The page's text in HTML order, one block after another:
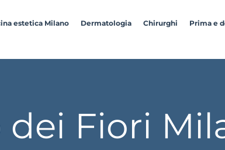
estetica Milano Dermatologia Chirurghi Prima e
dei Fiori